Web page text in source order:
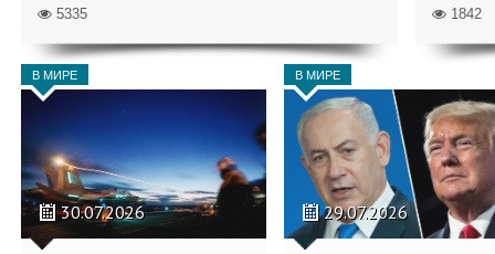
5335 1842
В МИРЕ
30.07.2026
В МИРЕ
29.07.2026